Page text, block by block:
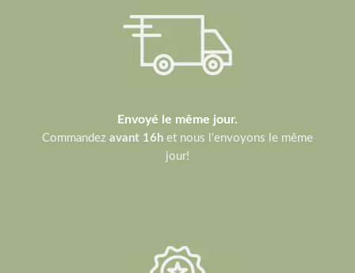
Envoyé le même jour.
Commandez avant 16h et nous l'envoyons le même
jour!